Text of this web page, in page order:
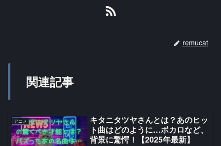
remucat
関連記事
アニメ
キタニタツヤさんとは？あのヒッ
ト曲はどのように…ボカロなど、
背景に驚愕！【2025年最新】